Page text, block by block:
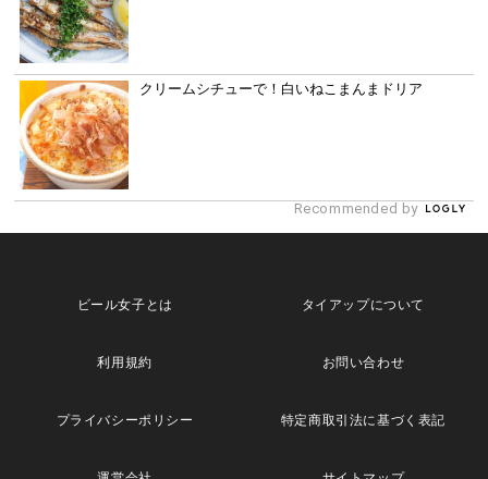
クリームシチューで！白いねこまんまドリア
Recommended by
ビール女子とは タイアップについて
利用規約 お問い合わせ
プライバシーポリシー 特定商取引法に基づく表記